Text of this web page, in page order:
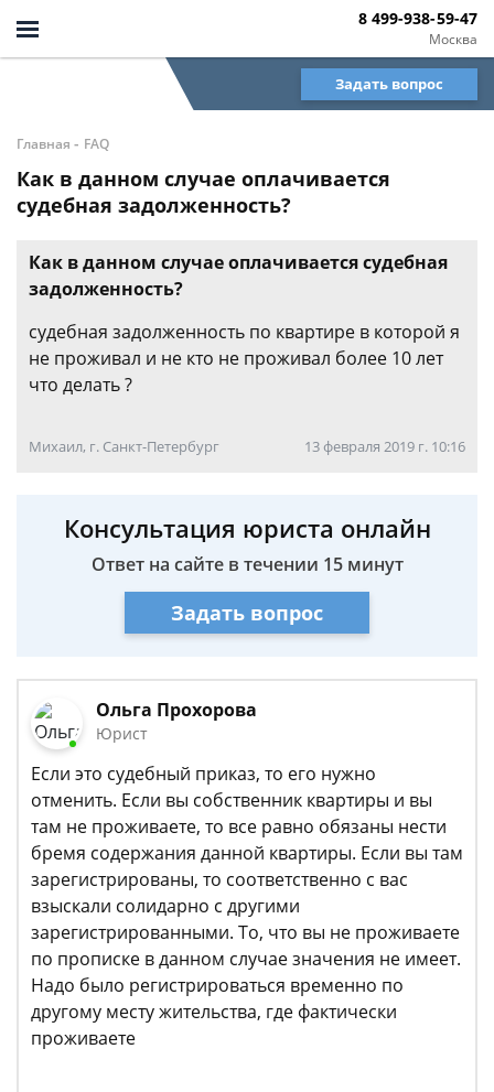
Москва
8 499-938-59-47
Задать вопрос
Главная - FAQ
Как в данном случае оплачивается
судебная задолженность?
Как в данном случае оплачивается судебная
задолженность?
судебная задолженность по квартире в которой я
не проживал и не кто не проживал более 10 лет
что делать ?
Михаил, г. Санкт-Петербург 13 февраля 2019 г. 10:16
Консультация юриста онлайн
Ответ на сайте в течении 15 минут
Задать вопрос
Ольга Прохорова
Юрист
Если это судебный приказ, то его нужно
отменить. Если вы собственник квартиры и вы
там не проживаете, то все равно обязаны нести
бремя содержания данной квартиры. Если вы там
зарегистрированы, то соответственно с вас
взыскали солидарно с другими
зарегистрированными. То, что вы не проживаете
по прописке в данном случае значения не имеет.
Надо было регистрироваться временно по
другому месту жительства, где фактически
проживаете